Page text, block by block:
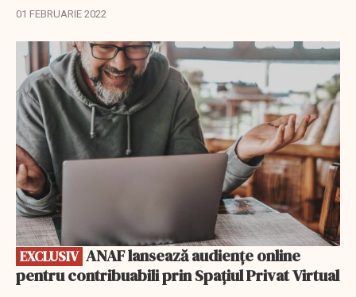
înscrie.
01 FEBRUARIE 2022
EXCLUSIV
EXCLUSIV
pentru contribuabili prin Spațiul Privat Virtual